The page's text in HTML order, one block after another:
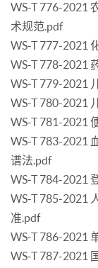
WS-T 776-2021
术规范.pdf
WS-T 777-2021
WS-T 778-2021
WS-T 779-2021
WS-T 780-2021
WS-T 781-2021
WS-T 783-2021
谱法.pdf
WS-T 784-2021
WS-T 785-2021
准.pdf
WS-T 786-2021
WS-T 787-2021